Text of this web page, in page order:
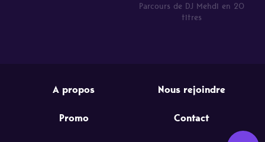
Parcours de DJ Mehdi en 20
titres
A propos Nous rejoindre
Promo Contact